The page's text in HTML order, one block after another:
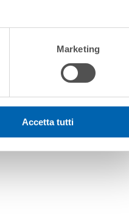
Marketing
Accetta tutti